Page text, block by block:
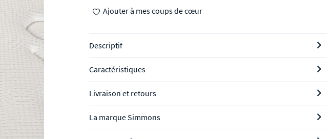
Ajouter à mes coups de cœur
Descriptif
Caractéristiques
Livraison et retours
La marque Simmons